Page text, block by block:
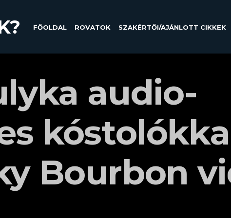
FŐOLDAL ROVATOK SZAKÉRTŐI/AJÁNLOTT CIKKEK
audio-
Bourbon